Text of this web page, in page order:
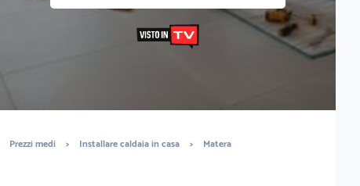
Prezzi medi > Installare caldaia in casa > Matera